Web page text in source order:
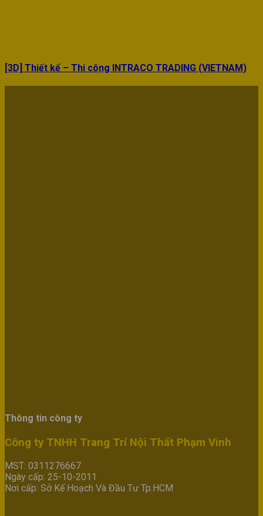
[3D] Thiết kế – Thi công INTRACO TRADING (VIETNAM)
Thông tin công ty
Công ty TNHH Trang Trí Nội Thất Phạm Vinh
MST: 0311276667
Ngày cấp: 25-10-2011
Nơi cấp: Sở Kế Hoạch Và Đầu Tư Tp.HCM